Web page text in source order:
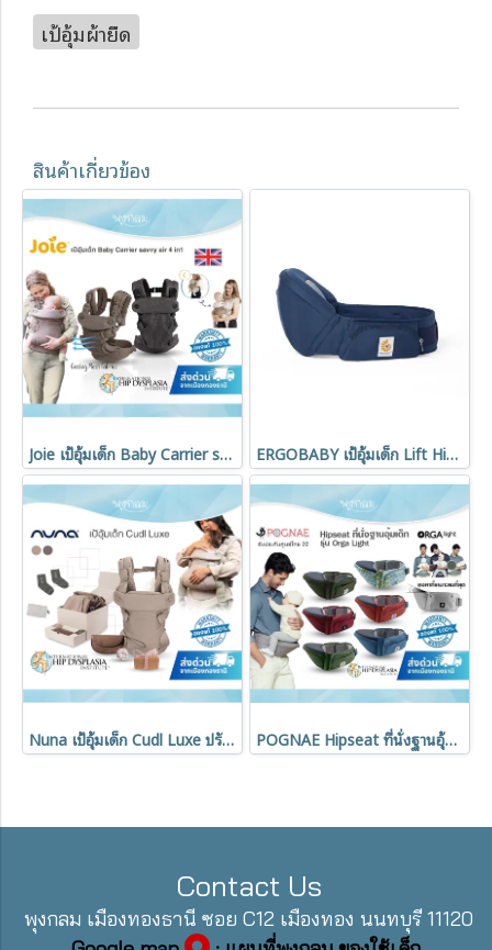
เป้อุ้มผ้ายืด
สินค้าเกี่ยวข้อง
Joie เป้อุ้มเด็ก Baby Carrier savvy air 4 in1 แรกเกิด – 15 kg. ERGOBABY เป้อุ้มเด็ก Lift HipSeat Baby 6-48 เดือน
Nuna เป้อุ้มเด็ก Cudl Luxe ปรับได้ 4 ตำแหน่ง รับน้ำหนักได้สูงสุด 16 kg. POGNAE Hipseat ที่นั่งฐานอุ้มเด็ก Orga Light
Contact Us
พุงกลม เมืองทองธานี ซอย C12 เมืองทอง นนทบุรี 11120